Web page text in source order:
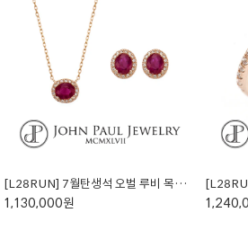
[L28RUN] 7월탄생석 오벌 루비 목걸이 (천연석)
1,130,000원